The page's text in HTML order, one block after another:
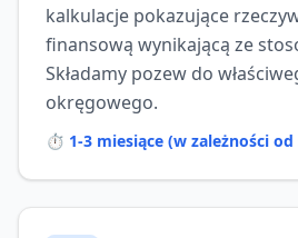
kalkulacje pokazujące
finansową wynikającą ze
Składamy pozew do
okręgowego.
⏱️ 1-3 miesiące (w zależności